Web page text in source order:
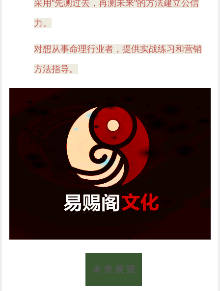
采用"先测过去，再测未来"的方法建立公信
力。
对想从事命理行业者，提供实战练习和营销
方法指导。
未 来 展 望